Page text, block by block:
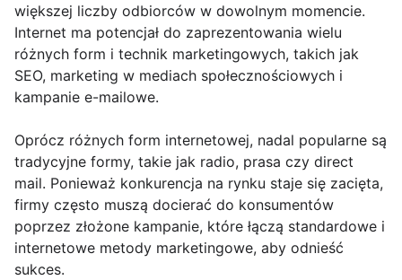
większej liczby odbiorców w dowolnym momencie.
Internet ma potencjał do zaprezentowania wielu
różnych form i technik marketingowych, takich jak
SEO, marketing w mediach społecznościowych i
kampanie e-mailowe.
Oprócz różnych form internetowej, nadal popularne są
tradycyjne formy, takie jak radio, prasa czy direct
mail. Ponieważ konkurencja na rynku staje się zacięta,
firmy często muszą docierać do konsumentów
poprzez złożone kampanie, które łączą standardowe i
internetowe metody marketingowe, aby odnieść
sukces.